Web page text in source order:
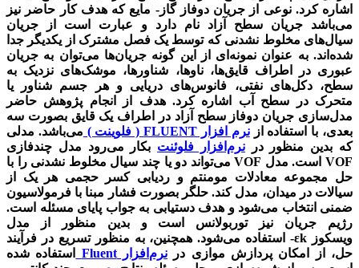
اشاره کرد. نوعی از جریان دوفاز گاز- مایع که هدف کار حاضر نیز
می‌باشد جریان سطح آزاد نام دارد و عبارت است از جریان
سیال‌های مخلوط نشدنی که توسط یک فصل مشترک از یکدیگر جدا
شده‌اند. به عنوان نمونه‌ای از این گونه جریان‌ها می‌توان به جریان
عبوری در اطراف قایق‌ها، ناوها، شناورها، موشک‌های نزدیک به
سطح، دکل‌های نفتی، فانوس‌های دریایی و هر جسم شناور یا
متحرک در سطح آب اشاره کرد. هدف از انجام پژوهش حاضر
مدل‌سازی جریان دوفاز سطح آزاد در اطراف یک قایق بصورت سه
بعدی، با استفاده ازنرم افزار FLUENT ( فلوینت )
می‌باشد. مدلی
که بدین منظور درنرم‌افزار فلوئنت بکار می‌رود مدل چندفازی
VOF است. مدل VOF می‌تواند دو یا چند سیال مخلوط نشدنی را با
حل مجموعه معادلات مومنتم و ردیابی کسر حجمی هر یک از
سیالات در میدان، مدل کند. حلگر بصورت فشار مبنا با فرمولاسیون
ضمنی انتخاب می‌شود و هدف دستیابی به جواب پایای مسئله است.
رژیم جریان نیز توربولانس است و بدین منظور از مدل
ویسکوز εk- استفاده می‌شود. همچنین، به منظور تسریع در فرآیند
حل، از امکان پردازش موازی در نرم‌افزار Fluent
استفاده شده